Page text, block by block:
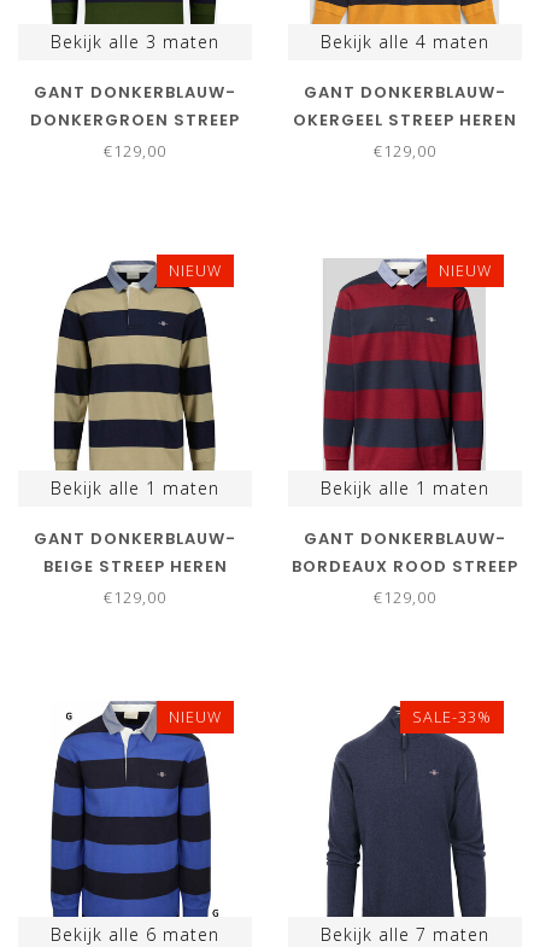
Bekijk alle 3 maten
GANT DONKERBLAUW-
DONKERGROEN STREEP
HEREN RUGBY SHIRT
€129,00
Bekijk alle 4 maten
GANT DONKERBLAUW-
OKERGEEL STREEP HEREN
RUGBY SHIRT SWEATER
€129,00
NIEUW
Bekijk alle 1 maten
GANT DONKERBLAUW-
BEIGE STREEP HEREN
RUGBY SHIRT SWEATER
€129,00
NIEUW
Bekijk alle 1 maten
GANT DONKERBLAUW-
BORDEAUX ROOD STREEP
HEREN RUGBY SHIRT
€129,00
NIEUW
Bekijk alle 6 maten
SALE-33%
Bekijk alle 7 maten